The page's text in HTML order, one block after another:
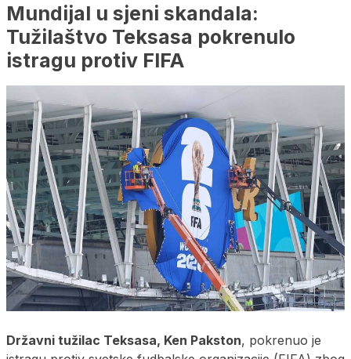
Mundijal u sjeni skandala:
Tužilaštvo Teksasa pokrenulo
istragu protiv FIFA
Državni tužilac Teksasa, Ken Pakston, pokrenuo je